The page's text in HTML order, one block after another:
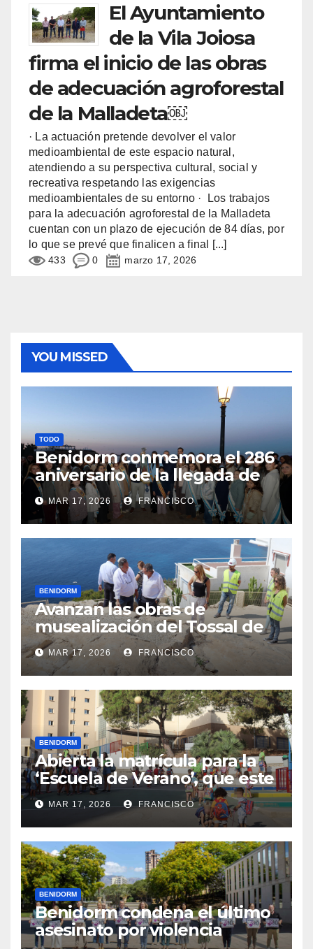
El Ayuntamiento
de la Vila Joiosa
firma el inicio de las obras
de adecuación agroforestal
de la Malladeta￼
· La actuación pretende devolver el valor
medioambiental de este espacio natural,
atendiendo a su perspectiva cultural, social y
recreativa respetando las exigencias
medioambientales de su entorno · Los trabajos
para la adecuación agroforestal de la Malladeta
cuentan con un plazo de ejecución de 84 días, por
lo que se prevé que finalicen a final
[...]
433 0 marzo 17, 2026
YOU MISSED
TODO
Benidorm conmemora el 286
aniversario de la llegada de
su patrona, la Virgen del
Sufragio
MAR 17, 2026 FRANCISCO
BENIDORM
Avanzan las obras de
musealización del Tossal de
La Cala, que han permitido
excavar nuevas zonas
MAR 17, 2026 FRANCISCO
BENIDORM
Abierta la matrícula para la
‘Escuela de Verano’, que este
año se ubica en el CEIP Puig
Campana
MAR 17, 2026 FRANCISCO
BENIDORM
Benidorm condena el último
asesinato por violencia